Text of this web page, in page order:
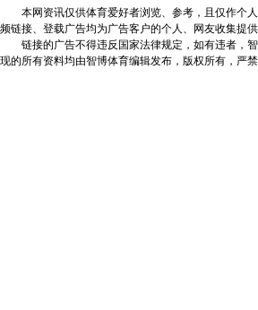
本网资讯仅供体育爱好者浏览、参考，且仅作个
链接、登载广告均为广告客户的个人、网友收集提
链接的广告不得违反国家法律规定，如有违者，
的所有资料均由智博体育编辑发布，版权所有，严